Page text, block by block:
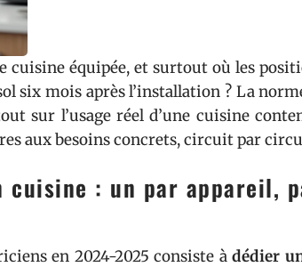
cuisine équipée, et surtout où les
six mois après l’installation ? La
sur l’usage réel d’une cuisine
aux besoins concrets, circuit par
: un par appareil,
en 2024-2025 consiste àdédier